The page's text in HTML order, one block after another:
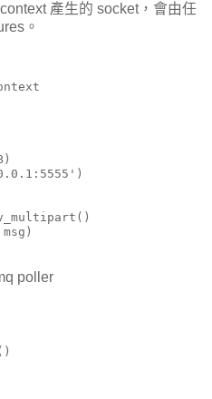
context 產生的 socket，會由任
。
poller